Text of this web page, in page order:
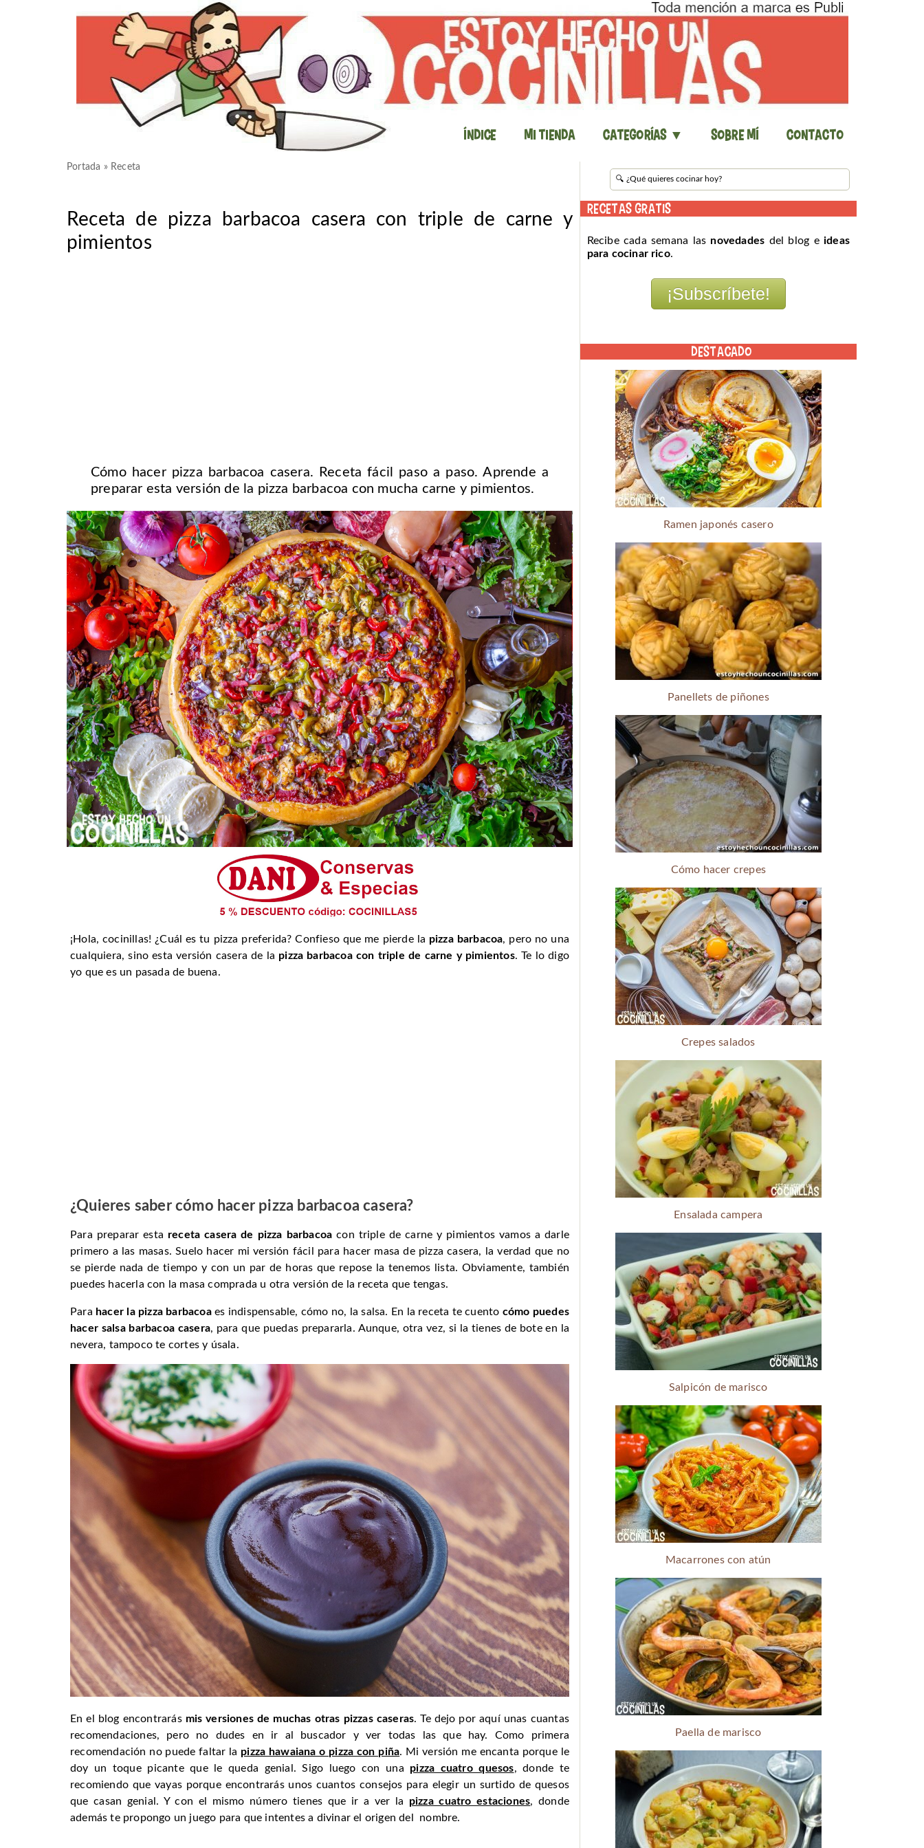
Índice Mi Tienda Categorías ▼ Sobre mí Contacto
Portada » Receta
Receta de pizza barbacoa casera con triple de carne y
pimientos
Cómo hacer pizza barbacoa casera. Receta fácil paso a paso. Aprende a
preparar esta versión de la pizza barbacoa con mucha carne y pimientos.
¡Hola, cocinillas! ¿Cuál es tu pizza preferida? Confieso que me pierde la pizza barbacoa, pero no una
cualquiera, sino esta versión casera de la pizza barbacoa con triple de carne y pimientos. Te lo digo
yo que es un pasada de buena.
¿Quieres saber cómo hacer pizza barbacoa casera?
Para preparar esta receta casera de pizza barbacoa con triple de carne y pimientos vamos a darle
primero a las masas. Suelo hacer mi versión fácil para hacer masa de pizza casera, la verdad que no
se pierde nada de tiempo y con un par de horas que repose la tenemos lista. Obviamente, también
puedes hacerla con la masa comprada u otra versión de la receta que tengas.
Para hacer la pizza barbacoaes indispensable, cómo no, la salsa. En la receta te cuento cómo puedes
hacer salsa barbacoa casera, para que puedas prepararla. Aunque, otra vez, si la tienes de bote en la
nevera, tampoco te cortes y úsala.
En el blog encontrarás mis versiones de muchas otras pizzas caseras. Te dejo por aquí unas cuantas
recomendaciones, pero no dudes en ir al buscador y ver todas las que hay. Como primera
recomendación no puede faltar la pizza hawaiana o pizza con piña. Mi versión me encanta porque le
doy un toque picante que le queda genial. Sigo luego con una pizza cuatro quesos, donde te
recomiendo que vayas porque encontrarás unos cuantos consejos para elegir un surtido de quesos
que casan genial. Y con el mismo número tienes que ir a ver la pizza cuatro estaciones, donde
además te propongo un juego para que intentes a divinar el origen del nombre.
RECETAS GRATIS
Recibe cada semana las novedades del blog e ideas
para cocinar rico.
DESTACADO
Ramen japonés casero
Panellets de piñones
Cómo hacer crepes
Crepes salados
Ensalada campera
Salpicón de marisco
Macarrones con atún
Paella de marisco